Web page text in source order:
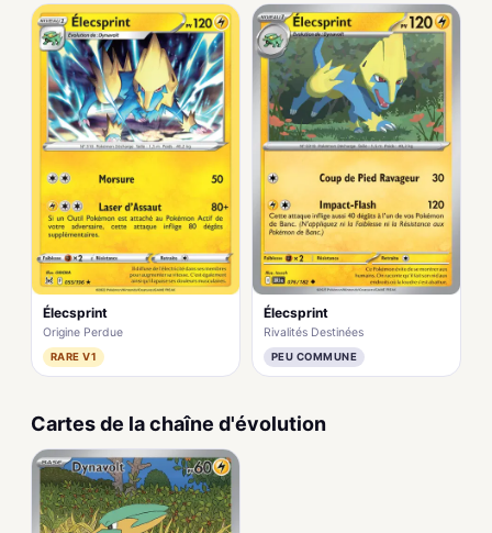
Élecsprint
Origine Perdue
RARE V1
Élecsprint
Rivalités Destinées
PEU COMMUNE
Cartes de la chaîne d'évolution